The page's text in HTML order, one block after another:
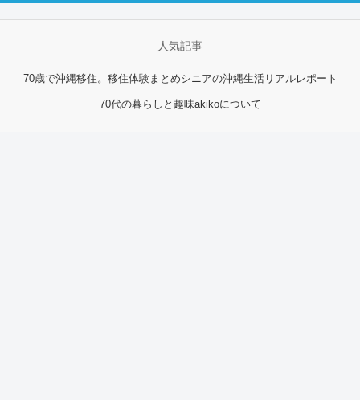
人気記事
70歳で沖縄移住。移住体験まとめシニアの沖縄生活リアルレポート
70代の暮らしと趣味akikoについて